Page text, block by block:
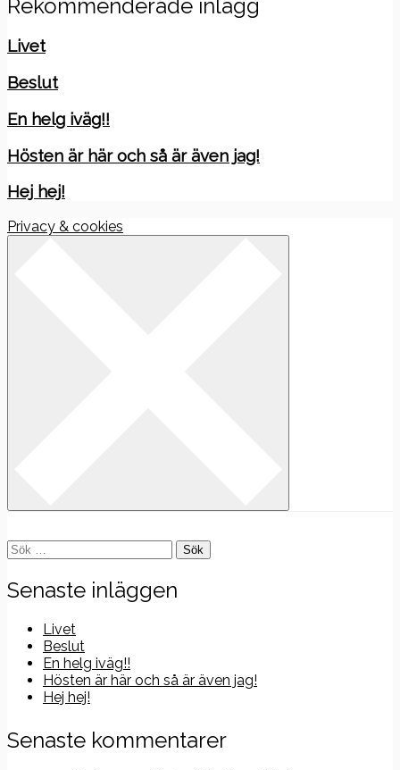
Rekommenderade inlägg
Livet
Beslut
En helg iväg!!
Hösten är här och så är även jag!
Hej hej!
Privacy & cookies
Sök
Senaste inläggen
Livet
Beslut
En helg iväg!!
Hösten är här och så är även jag!
Hej hej!
Senaste kommentarer